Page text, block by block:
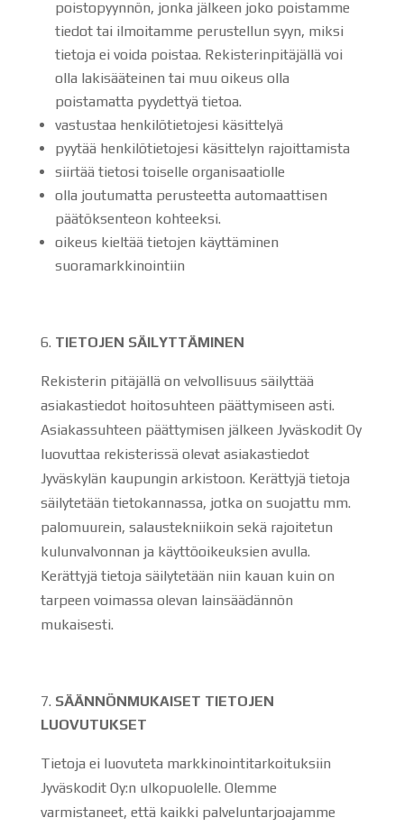
poistopyynnön, jonka jälkeen joko poistamme
tiedot tai ilmoitamme perustellun syyn, miksi
tietoja ei voida poistaa. Rekisterinpitäjällä voi
olla lakisääteinen tai muu oikeus olla
poistamatta pyydettyä tietoa.
vastustaa henkilötietojesi käsittelyä
pyytää henkilötietojesi käsittelyn rajoittamista
siirtää tietosi toiselle organisaatiolle
olla joutumatta perusteetta automaattisen
päätöksenteon kohteeksi.
oikeus kieltää tietojen käyttäminen
suoramarkkinointiin
TIETOJEN SÄILYTTÄMINEN
Rekisterin pitäjällä on velvollisuus säilyttää
asiakastiedot hoitosuhteen päättymiseen asti.
Asiakassuhteen päättymisen jälkeen Jyväskodit Oy
luovuttaa rekisterissä olevat asiakastiedot
Jyväskylän kaupungin arkistoon. Kerättyjä tietoja
säilytetään tietokannassa, jotka on suojattu mm.
palomuurein, salaustekniikoin sekä rajoitetun
kulunvalvonnan ja käyttöoikeuksien avulla.
Kerättyjä tietoja säilytetään niin kauan kuin on
tarpeen voimassa olevan lainsäädännön
mukaisesti.
SÄÄNNÖNMUKAISET TIETOJEN
LUOVUTUKSET
Tietoja ei luovuteta markkinointitarkoituksiin
Jyväskodit Oy:n ulkopuolelle. Olemme
varmistaneet, että kaikki palveluntarjoajamme